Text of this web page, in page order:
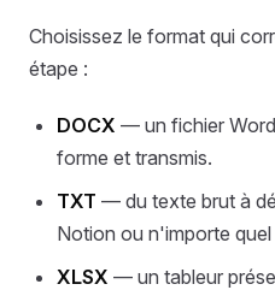
Choisissez le format qui
étape :
DOCX — un fichier
forme et transmis.
TXT — du texte brut à
Notion ou n'importe
XLSX — un tableur